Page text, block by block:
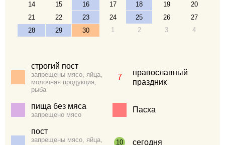
14
15 16 17 18 19
20
21
22 23 24 25 26
27
28
29 30 1 2 3 4
строгий пост
запрещены мясо, яйца,
молочная продукция,
рыба
7
православный
праздник
пища без мяса
запрещено мясо
Пасха
пост
запрещены мясо, яйца,
10 сегодня